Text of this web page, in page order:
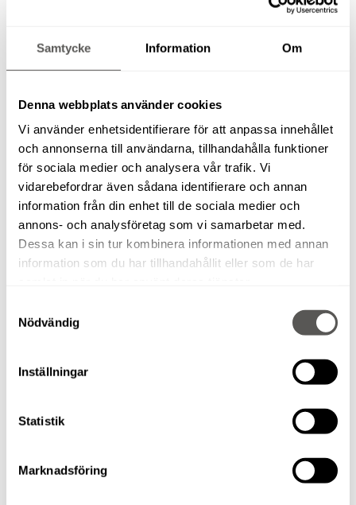
Samtycke Information Om
Denna webbplats använder cookies
Vi använder enhetsidentifierare för att anpassa innehållet
och annonserna till användarna, tillhandahålla funktioner
för sociala medier och analysera vår trafik. Vi
vidarebefordrar även sådana identifierare och annan
information från din enhet till de sociala medier och
annons- och analysföretag som vi samarbetar med.
Dessa kan i sin tur kombinera informationen med annan
information som du har tillhandahållit eller som de har
Nödvändig
Inställningar
Statistik
Marknadsföring
GIPSVAGN (PUMPVAGN)
ÖVERHANDSFRÄS FESTOOL OF 1400 EBQ